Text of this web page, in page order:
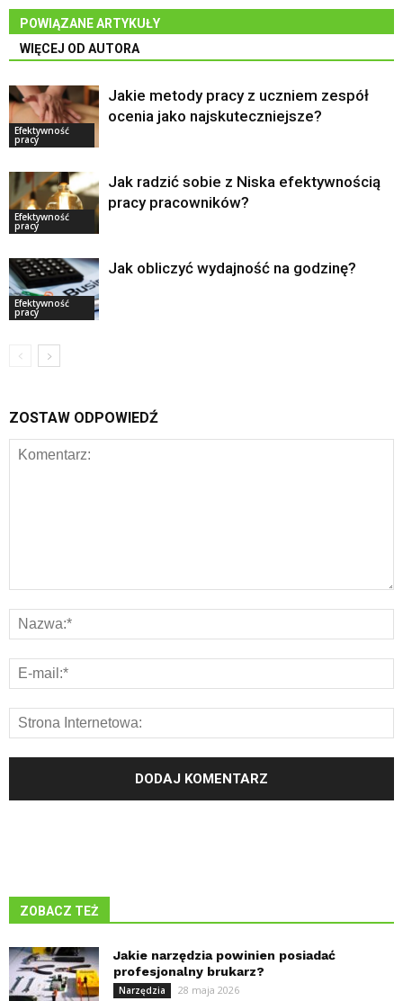
POWIĄZANE ARTYKUŁY
WIĘCEJ OD AUTORA
Efektywność
pracy
Jakie metody pracy z uczniem zespół
ocenia jako najskuteczniejsze?
Efektywność
pracy
Jak radzić sobie z Niska efektywnością
pracy pracowników?
Efektywność
pracy
Jak obliczyć wydajność na godzinę?
ZOSTAW ODPOWIEDŹ
ZOBACZ TEŻ
Jakie narzędzia powinien posiadać
profesjonalny brukarz?
Narzędzia 28 maja 2026